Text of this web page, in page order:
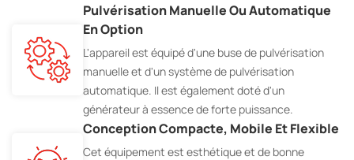
Pulvérisation Manuelle Ou Automatique
En Option
L'appareil est équipé d'une buse de pulvérisation
manuelle et d'un système de pulvérisation
automatique. Il est également doté d'un
générateur à essence de forte puissance.
Conception Compacte, Mobile Et Flexible
Cet équipement est esthétique et de bonne